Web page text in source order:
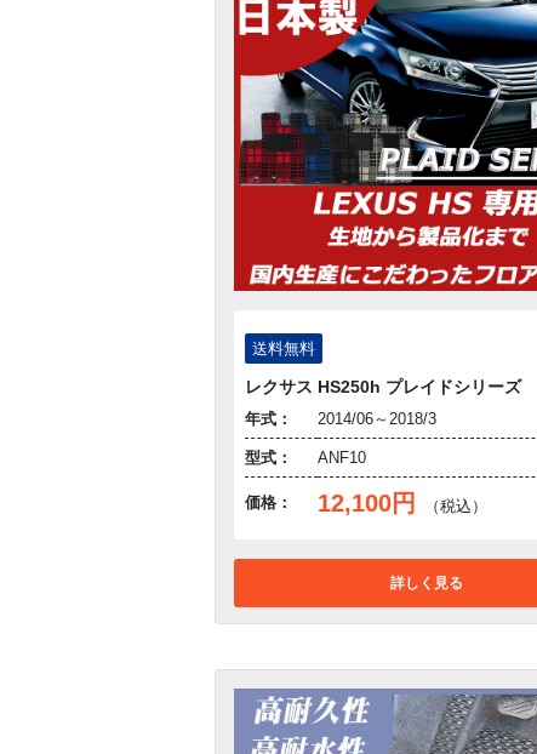
送料無料
レクサス HS250h プレイドシリーズ
年式： 2014/06～2018/3
型式： ANF10
価格： 12,100円 （税込）
詳しく見る